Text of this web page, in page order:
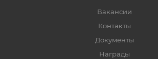
Вакансии
Контакты
Документы
Награды